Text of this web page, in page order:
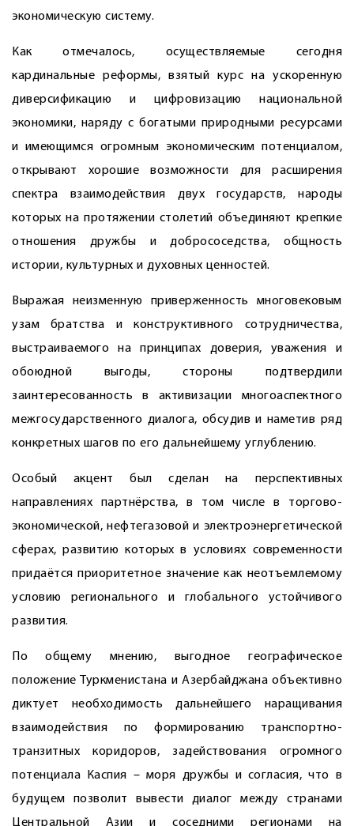
экономическую систему.
Как отмечалось, осуществляемые сегодня
кардинальные реформы, взятый курс на ускоренную
диверсификацию и цифровизацию национальной
экономики, наряду с богатыми природными ресурсами
и имеющимся огромным экономическим потенциалом,
открывают хорошие возможности для расширения
спектра взаимодействия двух государств, народы
которых на протяжении столетий объединяют крепкие
отношения дружбы и добрососедства, общность
истории, культурных и духовных ценностей.
Выражая неизменную приверженность многовековым
узам братства и конструктивного сотрудничества,
выстраиваемого на принципах доверия, уважения и
обоюдной выгоды, стороны подтвердили
заинтересованность в активизации многоаспектного
межгосударственного диалога, обсудив и наметив ряд
конкретных шагов по его дальнейшему углублению.
Особый акцент был сделан на перспективных
направлениях партнёрства, в том числе в торгово-
экономической, нефтегазовой и электроэнергетической
сферах, развитию которых в условиях современности
придаётся приоритетное значение как неотъемлемому
условию регионального и глобального устойчивого
развития.
По общему мнению, выгодное географическое
положение Туркменистана и Азербайджана объективно
диктует необходимость дальнейшего наращивания
взаимодействия по формированию транспортно-
транзитных коридоров, задействования огромного
потенциала Каспия – моря дружбы и согласия, что в
будущем позволит вывести диалог между странами
Центральной Азии и соседними регионами на